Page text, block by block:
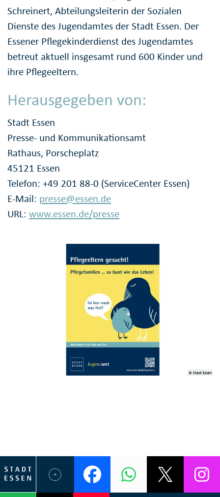
Schreinert, Abteilungsleiterin der Sozialen
Dienste des Jugendamtes der Stadt Essen. Der
Essener Pflegekinderdienst des Jugendamtes
betreut aktuell insgesamt rund 600 Kinder und
ihre Pflegeeltern.
Herausgegeben von:
Stadt Essen
Presse- und Kommunikationsamt
Rathaus, Porscheplatz
45121 Essen
Telefon: +49 201 88-0 (ServiceCenter Essen)
E-Mail: presse@essen.de
URL: www.essen.de/presse
© Stadt Essen